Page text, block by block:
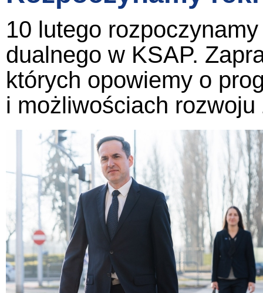
10 lutego
dualnego w KSAP.
których opowiemy o
i możliwościach